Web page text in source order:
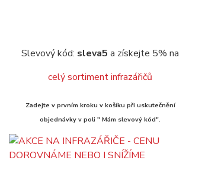
Slevový kód: sleva5 a získejte 5% na
celý sortiment infrazářičů
Zadejte v prvním kroku v košíku při uskutečnění
objednávky v poli " Mám slevový kód".